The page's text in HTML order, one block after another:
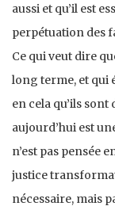
aussi et qu’il est
perpétuation des
Ce qui veut dire
long terme, et qui
en cela qu’ils
aujourd’hui est
n’est pas pensée
justice
nécessaire, mais